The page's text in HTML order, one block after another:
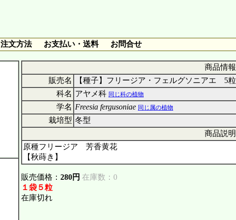
注文方法 お支払い・送料 お問合せ
商品情報
販売名
【種子】フリージア・フェルグソニアエ 5粒
科名 アヤメ科 同じ科の植物
学名 Freesia fergusoniae 同じ属の植物
栽培型 冬型
商品説明
原種フリージア 芳香黄花
【秋蒔き】
販売価格： 280円 在庫数：0
１袋５粒
在庫切れ